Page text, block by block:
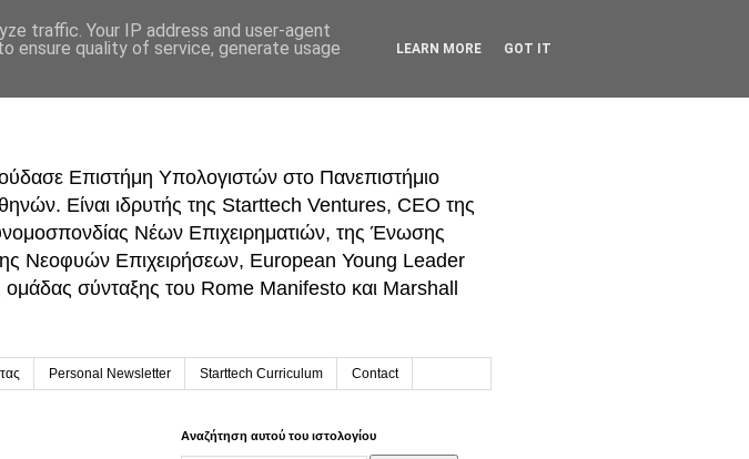
Επιστήμη Υπολογιστών στο Πανεπιστήμιο
Είναι ιδρυτής της Starttech Ventures, CEO της
Νέων Επιχειρηματιών, της Ένωσης
Νεοφυών Επιχειρήσεων, European Young Leader
σύνταξης του Rome Manifesto και Marshall
Personal Newsletter Starttech Curriculum Contact
Αναζήτηση αυτού του ιστολογίου
traffic. Your IP address and user-agent
ensure quality of service, generate usage
LEARN MORE GOT IT